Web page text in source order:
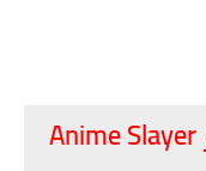
تحميل تطبيق انمي سلاير Anime Slayer